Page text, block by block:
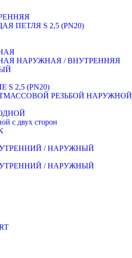
ПЕТЛЯ S 2,5 (PN20)
НАРУЖНАЯ / ВНУТРЕННЯЯ
2,5 (PN20)
РЕЗЬБОЙ НАРУЖНОЙ
с двух сторон
/ НАРУЖНЫЙ
/ НАРУЖНЫЙ